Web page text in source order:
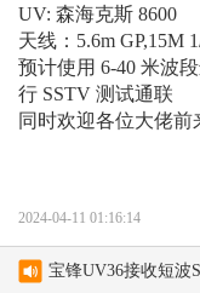
UV: 森海克斯 8600
天线：5.6m GP,15M
预计使用 6-40 米波
行 SSTV 测试通联
同时欢迎各位大佬前
2024-04-11 01:16:14
宝锋UV36接收短波